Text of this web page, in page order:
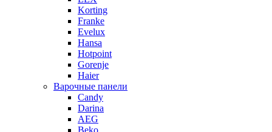
Korting
Franke
Evelux
Hansa
Hotpoint
Gorenje
Haier
Варочные панели
Candy
Darina
AEG